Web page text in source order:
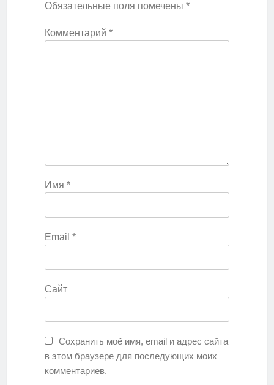
Обязательные поля помечены *
Комментарий *
Имя *
Email *
Сайт
Сохранить моё имя, email и адрес сайта
в этом браузере для последующих моих
комментариев.